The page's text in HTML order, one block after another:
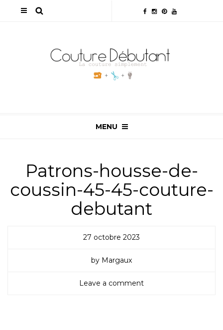
MENU
Patrons-housse-de-
coussin-45-45-couture-
debutant
27 octobre 2023
by Margaux
Leave a comment